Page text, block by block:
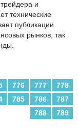
и
технические
публикации
рынков, так
776 777
778
785 786
787
788
789